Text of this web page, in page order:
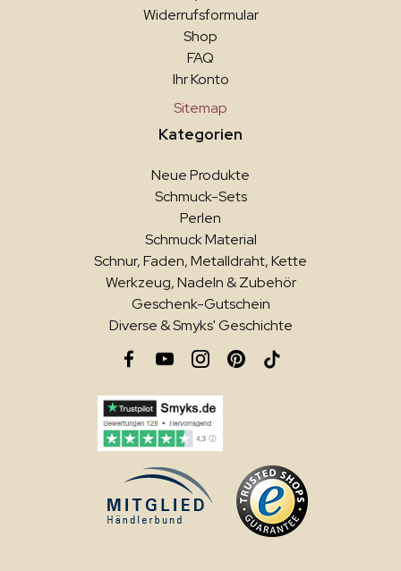
Widerrufsformular
Shop
FAQ
Ihr Konto
Sitemap
Kategorien
Neue Produkte
Schmuck-Sets
Perlen
Schmuck Material
Schnur, Faden, Metalldraht, Kette
Werkzeug, Nadeln & Zubehör
Geschenk-Gutschein
Diverse & Smyks' Geschichte